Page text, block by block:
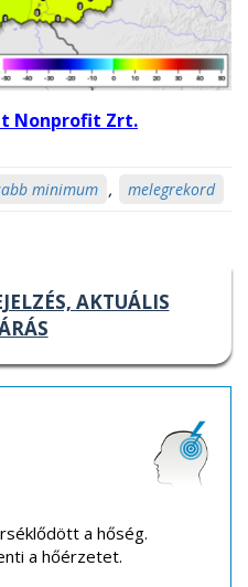
Nonprofit Zrt.
minimum , melegrekord
AKTUÁLIS
a hőség.
a hőérzetet.